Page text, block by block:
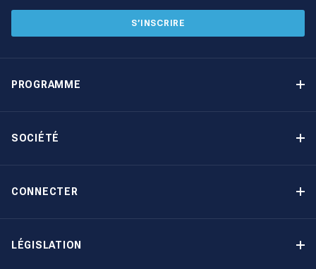
S’INSCRIRE
PROGRAMME
Avantages
SOCIÉTÉ
CONNECTER
Inscription à la newsletter
LÉGISLATION